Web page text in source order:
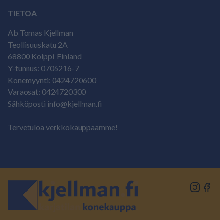
TIETOA
Ab Tomas Kjellman
Teollisuuskatu 2A
68800 Kolppi, Finland
Y-tunnus: 0706216-7
Konemyynti: 0424720600
Varaosat: 0424720300
Sähköposti info@kjellman.fi
Tervetuloa verkkokauppaamme!